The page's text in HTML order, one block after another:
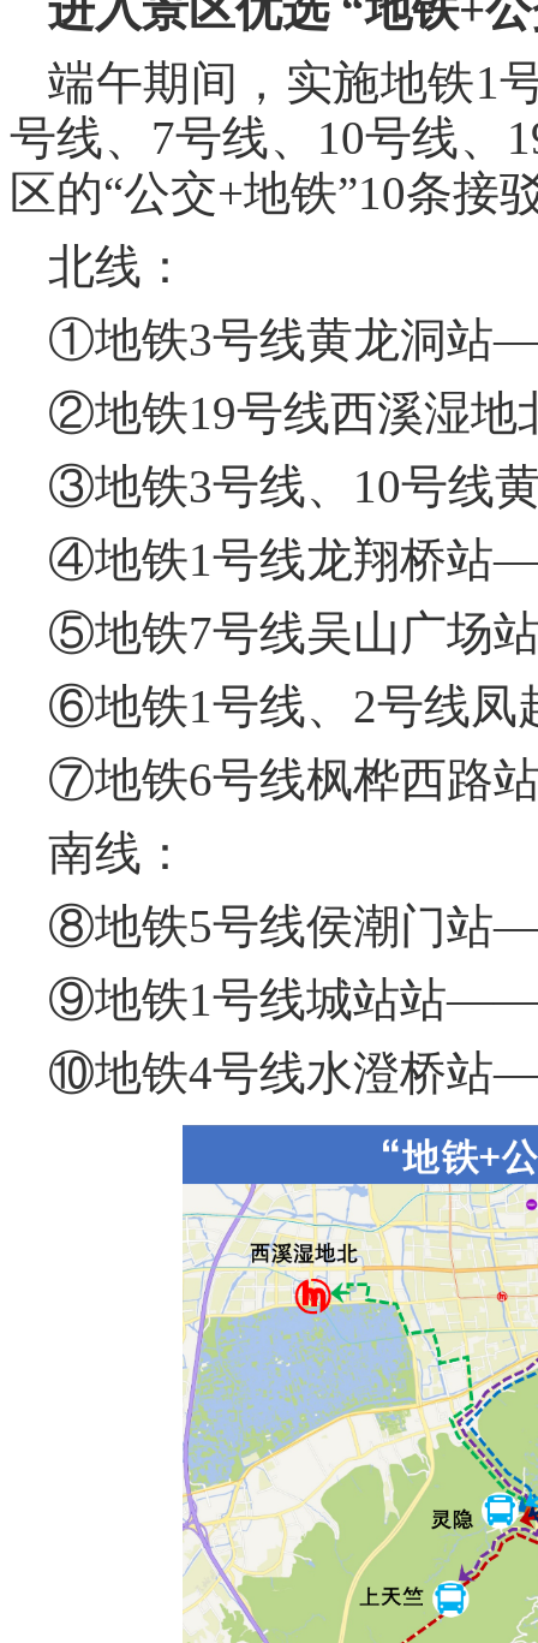
端午期间，实施地铁1
号线、7号线、10号线、
区的“公交+地铁”10条接
北线：
①地铁3号线黄龙洞站
②地铁19号线西溪湿
③地铁3号线、10号线
④地铁1号线龙翔桥站
⑤地铁7号线吴山广场
⑥地铁1号线、2号线
⑦地铁6号线枫桦西路
南线：
⑧地铁5号线侯潮门站
⑨地铁1号线城站站——
⑩地铁4号线水澄桥站